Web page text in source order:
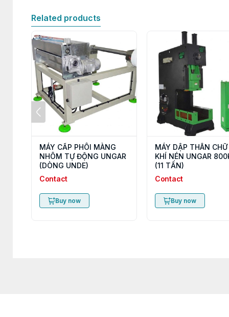
Related products
MÁY CẤP PHÔI MÀNG
NHÔM TỰ ĐỘNG UNGAR
(DÒNG UNDE)
Contact
Buy now
MÁY DẬP THÂN CHỮ
KHÍ NÉN UNGAR
(11 TẤN)
Contact
Buy now